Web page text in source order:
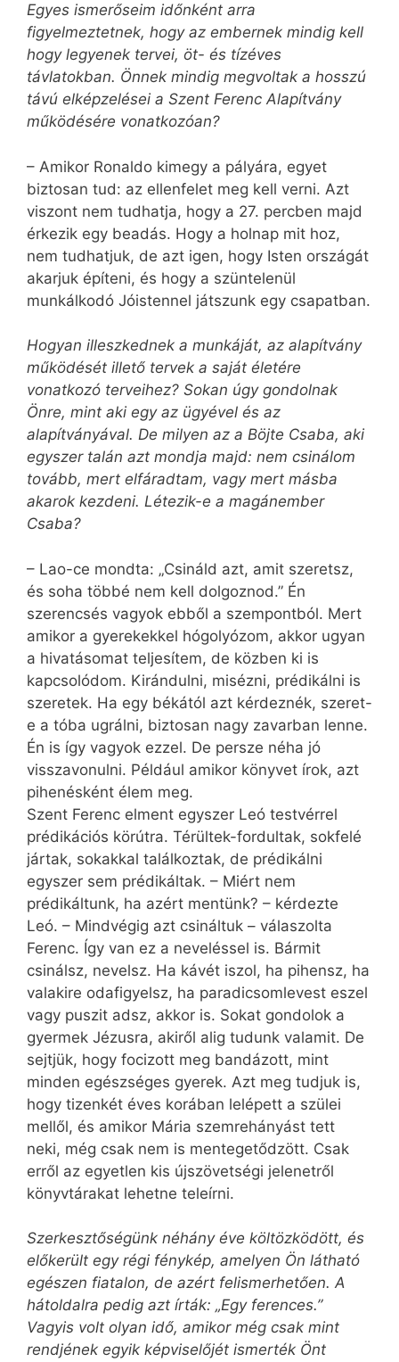
Egyes ismerőseim időnként arra
figyelmeztetnek, hogy az embernek mindig kell
hogy legyenek tervei, öt- és tízéves
távlatokban. Önnek mindig megvoltak a hosszú
távú elképzelései a Szent Ferenc Alapítvány
működésére vonatkozóan?
– Amikor Ronaldo kimegy a pályára, egyet
biztosan tud: az ellenfelet meg kell verni. Azt
viszont nem tudhatja, hogy a 27. percben majd
érkezik egy beadás. Hogy a holnap mit hoz,
nem tudhatjuk, de azt igen, hogy Isten országát
akarjuk építeni, és hogy a szüntelenül
munkálkodó Jóistennel játszunk egy csapatban.
Hogyan illeszkednek a munkáját, az alapítvány
működését illető tervek a saját életére
vonatkozó terveihez? Sokan úgy gondolnak
Önre, mint aki egy az ügyével és az
alapítványával. De milyen az a Böjte Csaba, aki
egyszer talán azt mondja majd: nem csinálom
tovább, mert elfáradtam, vagy mert másba
akarok kezdeni. Létezik-e a magánember
Csaba?
– Lao-ce mondta: „Csináld azt, amit szeretsz,
és soha többé nem kell dolgoznod.” Én
szerencsés vagyok ebből a szempontból. Mert
amikor a gyerekekkel hógolyózom, akkor ugyan
a hivatásomat teljesítem, de közben ki is
kapcsolódom. Kirándulni, misézni, prédikálni is
szeretek. Ha egy békától azt kérdeznék, szeret-
e a tóba ugrálni, biztosan nagy zavarban lenne.
Én is így vagyok ezzel. De persze néha jó
visszavonulni. Például amikor könyvet írok, azt
pihenésként élem meg.
Szent Ferenc elment egyszer Leó testvérrel
prédikációs körútra. Térültek-fordultak, sokfelé
jártak, sokakkal találkoztak, de prédikálni
egyszer sem prédikáltak. – Miért nem
prédikáltunk, ha azért mentünk? – kérdezte
Leó. – Mindvégig azt csináltuk – válaszolta
Ferenc. Így van ez a neveléssel is. Bármit
csinálsz, nevelsz. Ha kávét iszol, ha pihensz, ha
valakire odafigyelsz, ha paradicsomlevest eszel
vagy puszit adsz, akkor is. Sokat gondolok a
gyermek Jézusra, akiről alig tudunk valamit. De
sejtjük, hogy focizott meg bandázott, mint
minden egészséges gyerek. Azt meg tudjuk is,
hogy tizenkét éves korában lelépett a szülei
mellől, és amikor Mária szemrehányást tett
neki, még csak nem is mentegetődzött. Csak
erről az egyetlen kis újszövetségi jelenetről
könyvtárakat lehetne tele­írni.
Szerkesztőségünk néhány éve költözködött, és
előkerült egy régi fénykép, amelyen Ön látható
egészen fiatalon, de azért felismerhetően. A
hátoldalra pedig azt írták: „Egy ferences.”
Vagyis volt olyan idő, amikor még csak mint
rendjének egyik képviselőjét ismerték Önt